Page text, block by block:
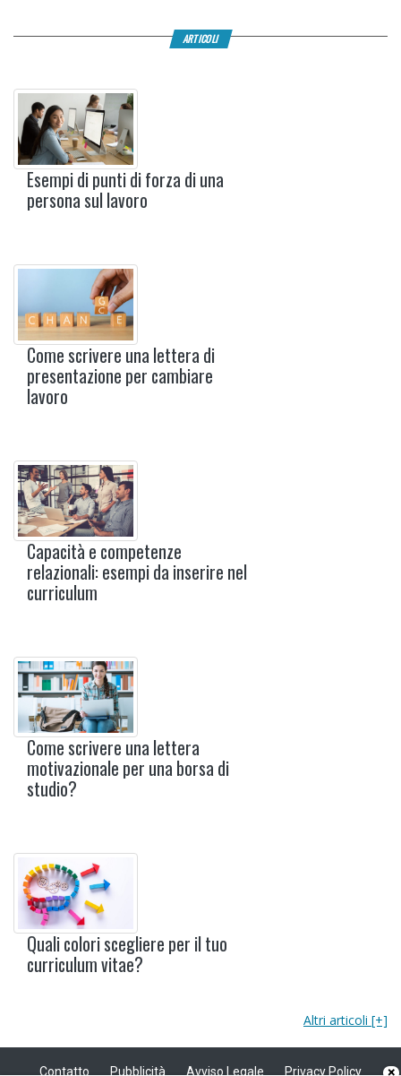
ARTICOLI
Esempi di punti di forza di una
persona sul lavoro
Come scrivere una lettera di
presentazione per cambiare
lavoro
Capacità e competenze
relazionali: esempi da inserire nel
curriculum
Come scrivere una lettera
motivazionale per una borsa di
studio?
Quali colori scegliere per il tuo
curriculum vitae?
Altri articoli [+]
Contatto Pubblicità Avviso Legale Privacy Policy ×